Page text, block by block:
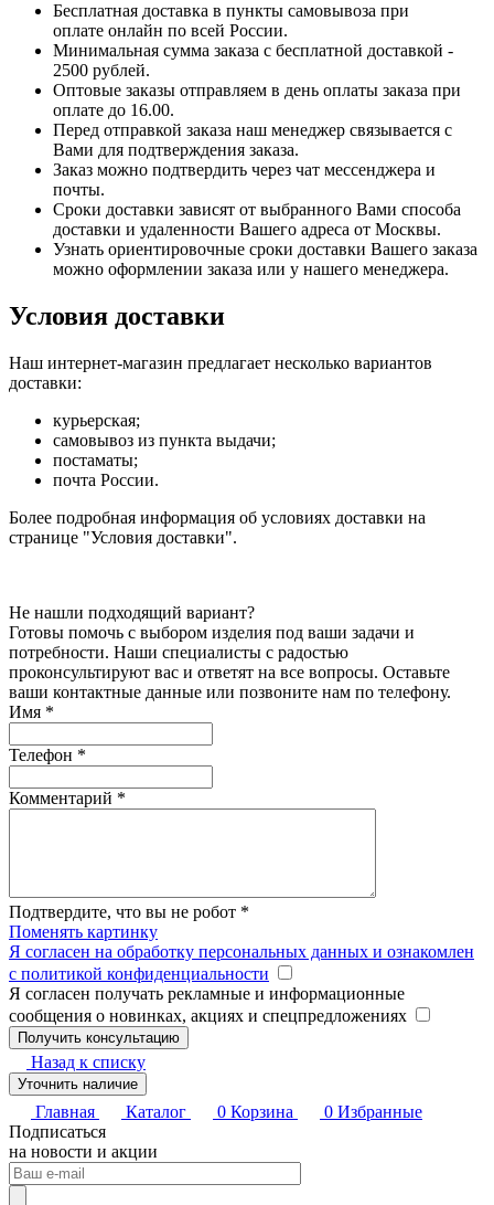
Бесплатная доставка в пункты самовывоза при
оплате онлайн по всей России.
Минимальная сумма заказа с бесплатной доставкой -
2500 рублей.
Оптовые заказы отправляем в день оплаты заказа при
оплате до 16.00.
Перед отправкой заказа наш менеджер связывается с
Вами для подтверждения заказа.
Заказ можно подтвердить через чат мессенджера и
почты.
Сроки доставки зависят от выбранного Вами способа
доставки и удаленности Вашего адреса от Москвы.
Узнать ориентировочные сроки доставки Вашего заказа
можно оформлении заказа или у нашего менеджера.
Условия доставки
Наш интернет-магазин предлагает несколько вариантов
доставки:
курьерская;
самовывоз из пункта выдачи;
постаматы;
почта России.
Более подробная информация об условиях доставки на
странице "Условия доставки".
Не нашли подходящий вариант?
Готовы помочь с выбором изделия под ваши задачи и
потребности. Наши специалисты с радостью
проконсультируют вас и ответят на все вопросы. Оставьте
ваши контактные данные или позвоните нам по телефону.
Имя *
Телефон *
Комментарий *
Подтвердите, что вы не робот *
Поменять картинку
Я согласен на обработку персональных данных и ознакомлен
с политикой конфиденциальности
Я согласен получать рекламные и информационные
сообщения о новинках, акциях и спецпредложениях
Назад к списку
Уточнить наличие
Главная Каталог 0 Корзина 0 Избранные
Подписаться
на новости и акции